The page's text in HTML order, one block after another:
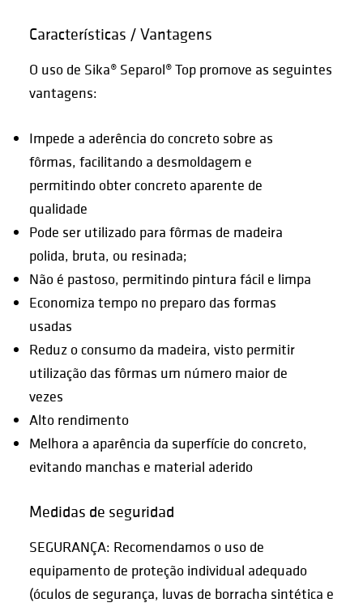
Características / Vantagens
O uso de Sika® Separol® Top promove as seguintes
vantagens:
Impede a aderência do concreto sobre as
fôrmas, facilitando a desmoldagem e
permitindo obter concreto aparente de
qualidade
Pode ser utilizado para fôrmas de madeira
polida, bruta, ou resinada;
Não é pastoso, permitindo pintura fácil e limpa
Economiza tempo no preparo das formas
usadas
Reduz o consumo da madeira, visto permitir
utilização das fôrmas um número maior de
vezes
Alto rendimento
Melhora a aparência da superfície do concreto,
evitando manchas e material aderido
Medidas de seguridad
SEGURANÇA: Recomendamos o uso de
equipamento de proteção individual adequado
(óculos de segurança, luvas de borracha sintética e